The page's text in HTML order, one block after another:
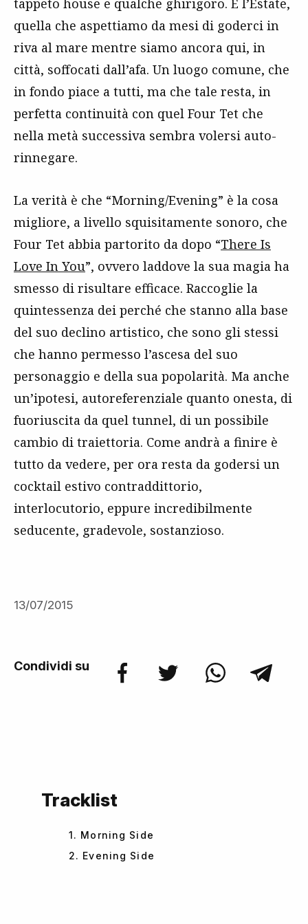
tappeto house e qualche ghirigoro. È l’Estate,
quella che aspettiamo da mesi di goderci in
riva al mare mentre siamo ancora qui, in
città, soffocati dall’afa. Un luogo comune, che
in fondo piace a tutti, ma che tale resta, in
perfetta continuità con quel Four Tet che
nella metà successiva sembra volersi auto-
rinnegare.
La verità è che “Morning/Evening” è la cosa
migliore, a livello squisitamente sonoro, che
Four Tet abbia partorito da dopo “There Is
Love In You”, ovvero laddove la sua magia ha
smesso di risultare efficace. Raccoglie la
quintessenza dei perché che stanno alla base
del suo declino artistico, che sono gli stessi
che hanno permesso l’ascesa del suo
personaggio e della sua popolarità. Ma anche
un’ipotesi, autoreferenziale quanto onesta, di
fuoriuscita da quel tunnel, di un possibile
cambio di traiettoria. Come andrà a finire è
tutto da vedere, per ora resta da godersi un
cocktail estivo contraddittorio,
interlocutorio, eppure incredibilmente
seducente, gradevole, sostanzioso.
13/07/2015
Condividi su
Tracklist
1. Morning Side
2. Evening Side